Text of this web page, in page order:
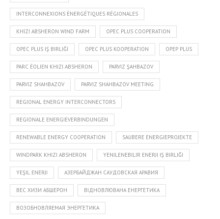
INTERCONNEXIONS ÉNERGÉTIQUES RÉGIONALES
KHIZI ABSHERON WIND FARM OPEC PLUS COOPERATION
OPEC PLUS IŞ BIRLIĞI OPEC PLUS KOOPERATION OPEP PLUS
PARC ÉOLIEN KHIZI ABSHERON PARVIZ ŞAHBAZOV
PARVIZ SHAHBAZOV PARVIZ SHAHBAZOV MEETING
REGIONAL ENERGY INTERCONNECTORS
REGIONALE ENERGIEVERBINDUNGEN
RENEWABLE ENERGY COOPERATION SAUBERE ENERGIEPROJEKTE
WINDPARK KHIZI ABSHERON YENILENEBILIR ENERJI IŞ BIRLIĞI
YEŞIL ENERJI АЗЕРБАЙДЖАН САУДОВСКАЯ АРАВИЯ
ВЕС ХИЗИ АБШЕРОН ВІДНОВЛЮВАНА ЕНЕРГЕТИКА
ВОЗОБНОВЛЯЕМАЯ ЭНЕРГЕТИКА